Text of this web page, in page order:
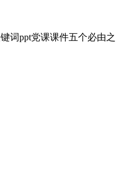
词ppt党课课件五个必由之